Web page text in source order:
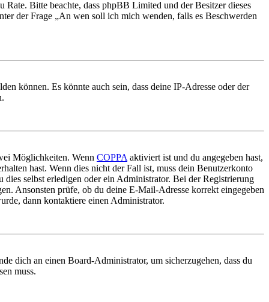
Bitte beachte, dass phpBB Limited und der Besitzer dieses
der Frage „An wen soll ich mich wenden, falls es Beschwerden
können. Es könnte auch sein, dass deine IP-Adresse oder der
Möglichkeiten. Wenn COPPA aktiviert ist und du angegeben hast,
hast. Wenn dies nicht der Fall ist, muss dein Benutzerkonto
selbst erledigen oder ein Administrator. Bei der Registrierung
Ansonsten prüfe, ob du deine E-Mail-Adresse korrekt eingegeben
dann kontaktiere einen Administrator.
dich an einen Board-Administrator, um sicherzugehen, dass du
muss.